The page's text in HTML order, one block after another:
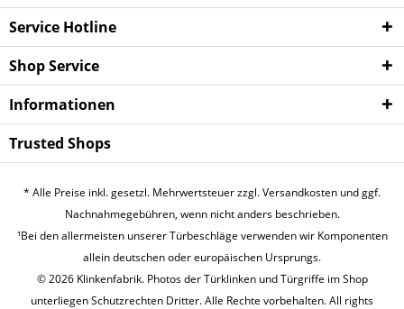
Service Hotline
Shop Service
Infor­mationen
Trusted Shops
* Alle Preise inkl. gesetzl. Mehrwertsteuer zzgl.Versandkosten und ggf.
Nachnahmegebühren, wenn nicht anders beschrieben.
¹Bei den allermeisten unserer Türbeschläge verwenden wir Komponenten
allein deutschen oder europäischen Ursprungs.
© 2026 Klinkenfabrik. Photos der Türklinken und Türgriffe im Shop
unterliegen Schutzrechten Dritter. Alle Rechte vorbehalten. All rights